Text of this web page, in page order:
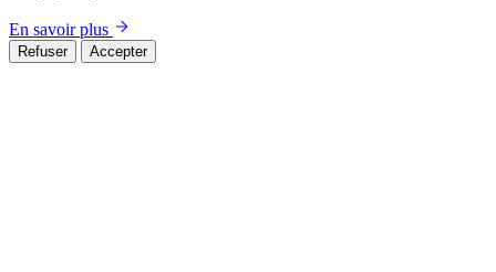
En savoir plus
Refuser Accepter